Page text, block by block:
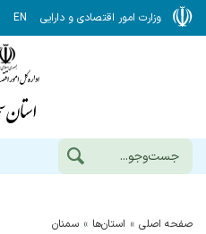
وزارت امور اقتصادی و دارایی EN
صفحه اصلی استان‌ها سمنان